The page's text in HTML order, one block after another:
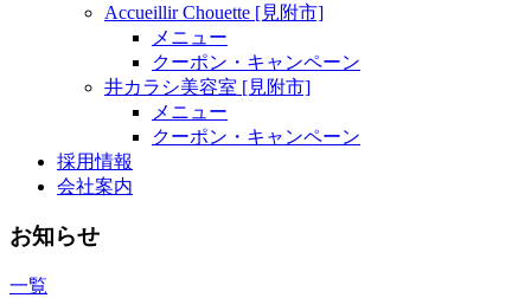
Accueillir Chouette [見附市]
メニュー
クーポン・キャンペーン
井カラシ美容室 [見附市]
メニュー
クーポン・キャンペーン
採用情報
会社案内
お知らせ
一覧